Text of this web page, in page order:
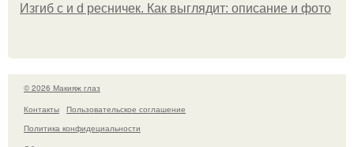
Изгиб c и d ресничек. Как выглядит: описание и фото
© 2026 Макияж глаз
Контакты
Пользовательское соглашение
Политика конфидециальности